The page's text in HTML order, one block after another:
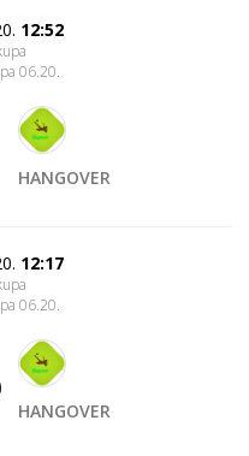
12:52
06.20.
HANGOVER
12:17
06.20.
HANGOVER